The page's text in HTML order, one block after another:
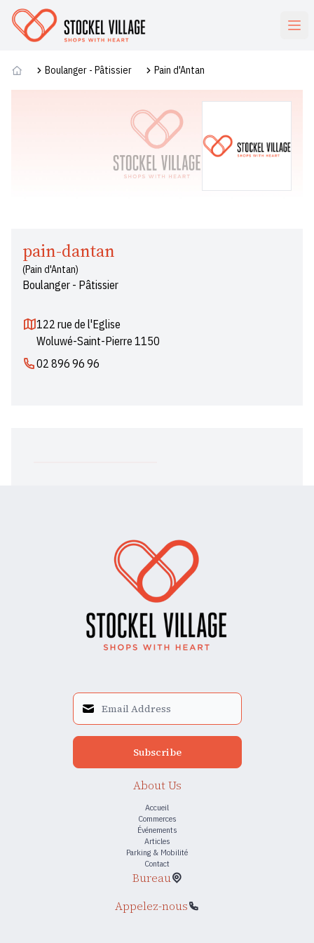
Commerces
Boulanger - Pâtissier Pain d'Antan
pain-dantan
(Pain d'Antan)
Boulanger - Pâtissier
122 rue de l'Eglise
Woluwé-Saint-Pierre 1150
02 896 96 96
Subscribe
About Us
Accueil
Commerces
Événements
Articles
Parking & Mobilité
Contact
Bureau
Appelez-nous